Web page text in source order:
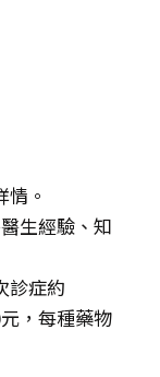
。
生經驗、知
診症約
，每種藥物